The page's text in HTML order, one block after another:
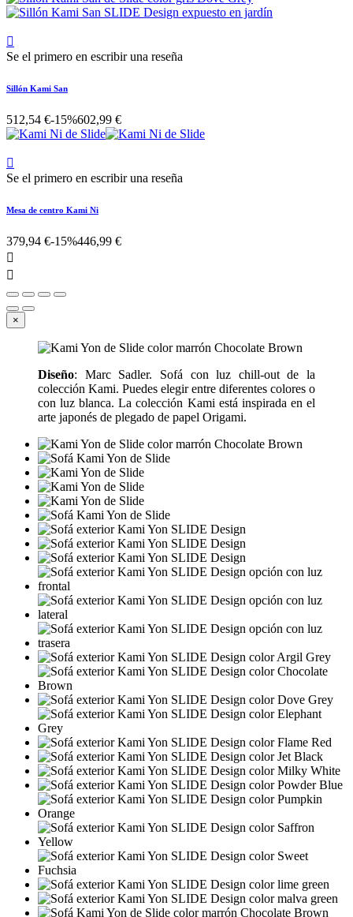

Se el primero en escribir una reseña
Sillón Kami San
512,54 €-15%602,99 €

Se el primero en escribir una reseña
Mesa de centro Kami Ni
379,94 €-15%446,99 €


×
Diseño: Marc Sadler. Sofá con luz chill-out de la
colección Kami. Puedes elegir entre diferentes colores o
con luz blanca. La colección Kami está inspirada en el
arte japonés de plegado de papel Origami.